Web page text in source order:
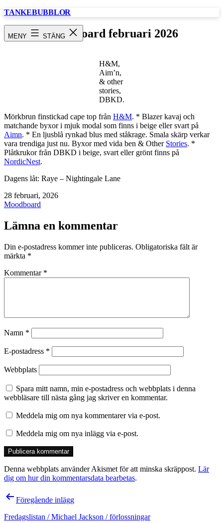
Hoppa
TANKEBUBBLOR
MENY STÄNG
Moodboard februari 2026
H&M,
Aim’n,
& other
stories,
DBKD.
Mörkbrun finstickad cape top från H&M. * Blazer kavaj och
matchande byxor i mjuk modal som finns i beige eller svart på
Aimn. * En ljusblå rynkad blus med ståkrage. Smala skärp verkar
vara trendiga just nu. Byxor med vida ben & Other Stories. *
Plåtkrukor från DBKD i beige, svart eller grönt finns på
NordicNest.
Dagens låt: Raye – Nightingale Lane
Publicerat
den
28 februari, 2026
Kategoriserat
Moodboard
Lämna en kommentar
Din e-postadress kommer inte publiceras. Obligatoriska fält är
märkta *
Kommentar *
Namn *
E-postadress *
Webbplats
Spara mitt namn, min e-postadress och webbplats i denna
webbläsare till nästa gång jag skriver en kommentar.
Meddela mig om nya kommentarer via e-post.
Meddela mig om nya inlägg via e-post.
Denna webbplats använder Akismet för att minska skräppost. Lär
dig om hur din kommentarsdata bearbetas.
Inläggsnavigering
Föregående inlägg
Fredagslistan / Michael Jackson / förlossningar